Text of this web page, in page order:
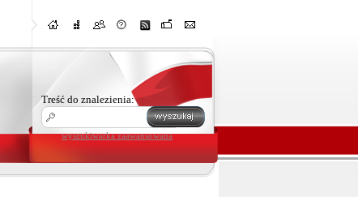
Treść do znalezienia:
wyszukiwarka zaawansowana